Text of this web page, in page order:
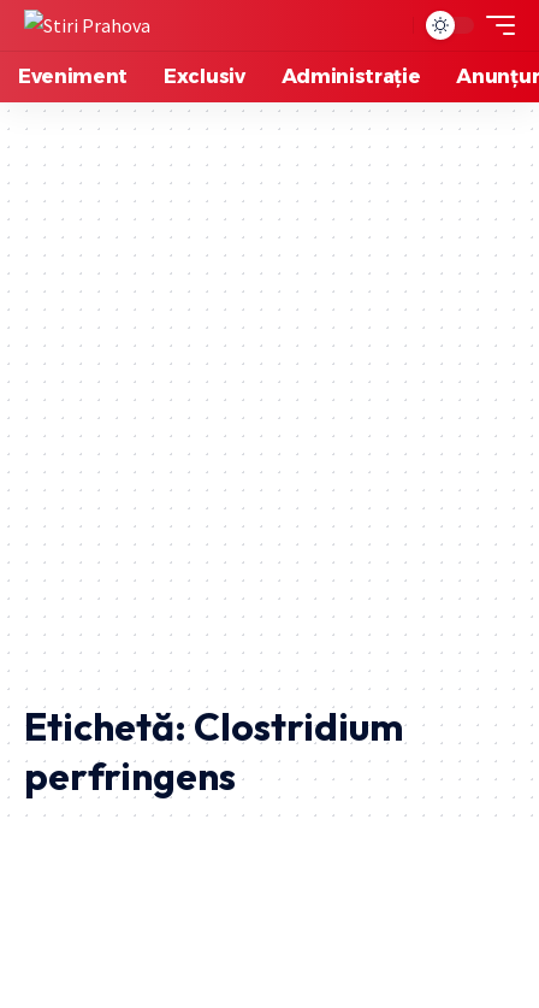
Eveniment Exclusiv Administrație
Etichetă:Clostridium
perfringens